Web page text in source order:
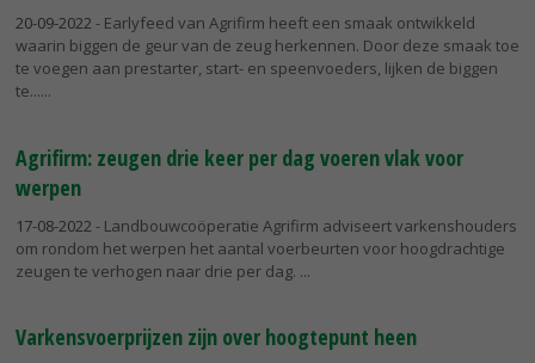
20-09-2022 - Earlyfeed van Agrifirm heeft een smaak ontwikkeld
waarin biggen de geur van de zeug herkennen. Door deze smaak toe
te voegen aan prestarter, start- en speenvoeders, lijken de biggen
te...
Agrifirm: zeugen drie keer per dag voeren vlak voor
werpen
17-08-2022 - Landbouwcoöperatie Agrifirm adviseert varkenshouders
om rondom het werpen het aantal voerbeurten voor hoogdrachtige
zeugen te verhogen naar drie per dag.
Varkensvoerprijzen zijn over hoogtepunt heen